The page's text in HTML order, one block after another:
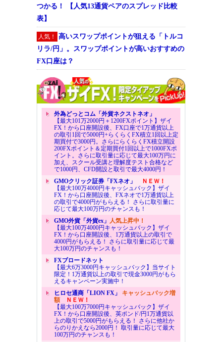
つかる！ 【人気13通貨ペアのスプレッド比較
表】
人気！
高いスワップポイントが狙える「トルコ
リラ/円」。スワップポイントが高いおすすめの
FX口座は？
外為どっとコム「外貨ネクストネオ」
【最大101万2000円＋1200FXポイント】ザイ
FX！から口座開設後、FX口座で1万通貨以上
の取引1回で5000円+らくらくFX積立1回以上定
期買付で3000円。さらにらくらくFX積立開設
200FXポイント＆定期買付1回以上で1000FXポ
イント。さらに取引量に応じて最大100万円に
加え、スクール受講と理解度テスト合格など
で1000円、CFD開設と取引で最大4000円！
GMOクリック証券「FXネオ」
ＮＥＷ！
【最大100万4000円キャッシュバック】ザイ
FX！から口座開設後、FXネオで1万通貨以上
の取引で4000円がもらえる！ さらに取引量に
応じて最大100万円のチャンスも！
GMO外貨「外貨ex」 人気上昇中！
【最大100万4000円キャッシュバック】ザイ
FX！から口座開設後、1万通貨以上の取引で
4000円がもらえる！ さらに取引量に応じて最
大100万円のチャンスも！
FXブロードネット
【最大6万3000円キャッシュバック】当サイト
限定！1万通貨以上の取引で現金3000円がもら
えるキャンペーン実施中！
ヒロセ通商「LION FX」 キャッシュバック増
額ＮＥＷ！
【最大100万7000円キャッシュバック】ザイ
FX！から口座開設後、英ポンド/円1万通貨以
上の取引で5000円がもらえる！ さらに他社か
らのりかえなら2000円！ 取引量に応じて最大
100万円のチャンスも！